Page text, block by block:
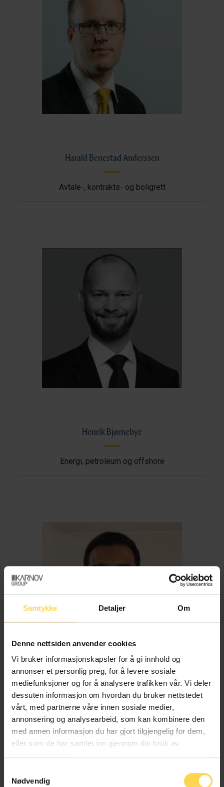
Samtykke Detaljer Om
Denne nettsiden anvender cookies
Vi bruker informasjonskapsler for å gi innhold og
annonser et personlig preg, for å levere sosiale
mediefunksjoner og for å analysere trafikken vår. Vi deler
dessuten informasjon om hvordan du bruker nettstedet
vårt, med partnerne våre innen sosiale medier,
annonsering og analysearbeid, som kan kombinere den
med annen informasjon du har gjort tilgjengelig for dem,
eller som de har samlet inn gjennom din bruk av
Nødvendig
Harald Benestad Anderssen
Avtale-, kontrakts- og boligrett
Henrik Bjørnebye
Energi, petroleum og offshore
Imran Haider
Trygderett og pensjonsrett